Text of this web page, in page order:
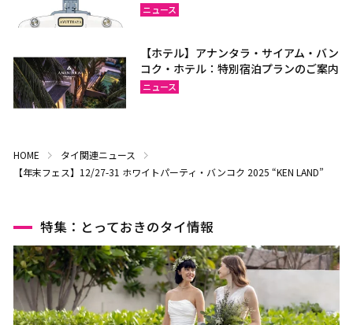
ニュース
【ホテル】アナンタラ・サイアム・バン
コク・ホテル：特別宿泊プランのご案内
ニュース
HOME
タイ関連ニュース
【年末フェス】12/27-31 ホワイトパーティ・バンコク 2025 “KEN LAND”
特集：とっておきのタイ情報